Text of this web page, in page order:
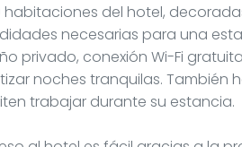
habitaciones del hotel,
necesarias para una
privado, conexión Wi-Fi
noches tranquilas. También
trabajar durante su estancia.